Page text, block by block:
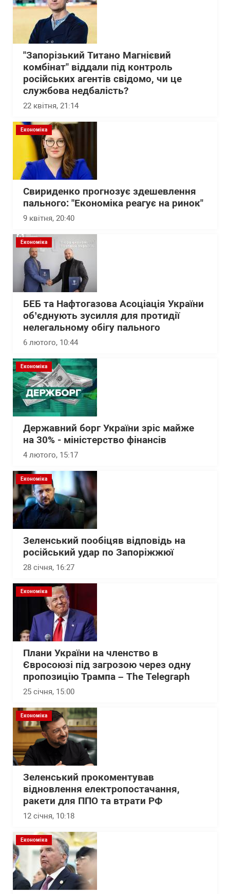
"Запорізький Титано Магнієвий
комбінат" віддали під контроль
російських агентів свідомо, чи це
службова недбалість?
22 квітня, 21:14
Економіка
Свириденко прогнозує здешевлення
пального: "Економіка реагує на ринок"
9 квітня, 20:40
Економіка
БЕБ та Нафтогазова Асоціація України
об’єднують зусилля для протидії
нелегальному обігу пального
6 лютого, 10:44
Економіка
Державний борг України зріс майже
на 30% - міністерство фінансів
4 лютого, 15:17
Економіка
Зеленський пообіцяв відповідь на
російський удар по Запоріжжюї
28 січня, 16:27
Економіка
Плани України на членство в
Євросоюзі під загрозою через одну
пропозицію Трампа – The Telegraph
25 січня, 15:00
Економіка
Зеленський прокоментував
відновлення електропостачання,
ракети для ППО та втрати РФ
12 січня, 10:18
Економіка